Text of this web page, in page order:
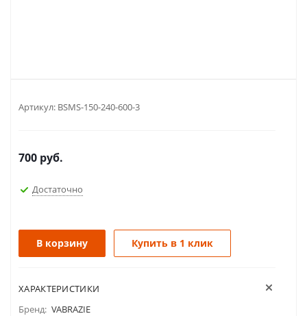
Артикул: BSMS-150-240-600-3
700 руб.
Достаточно
В корзину Купить в 1 клик
ХАРАКТЕРИСТИКИ
Бренд: VABRAZIE